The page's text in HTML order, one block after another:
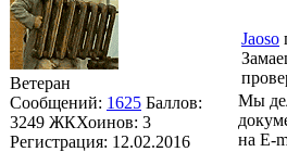
Ветеран
Сообщений: 1625 Баллов:
3249 ЖКХоинов: 3
Регистрация: 12.02.2016
Jaoso
Мы
на E-